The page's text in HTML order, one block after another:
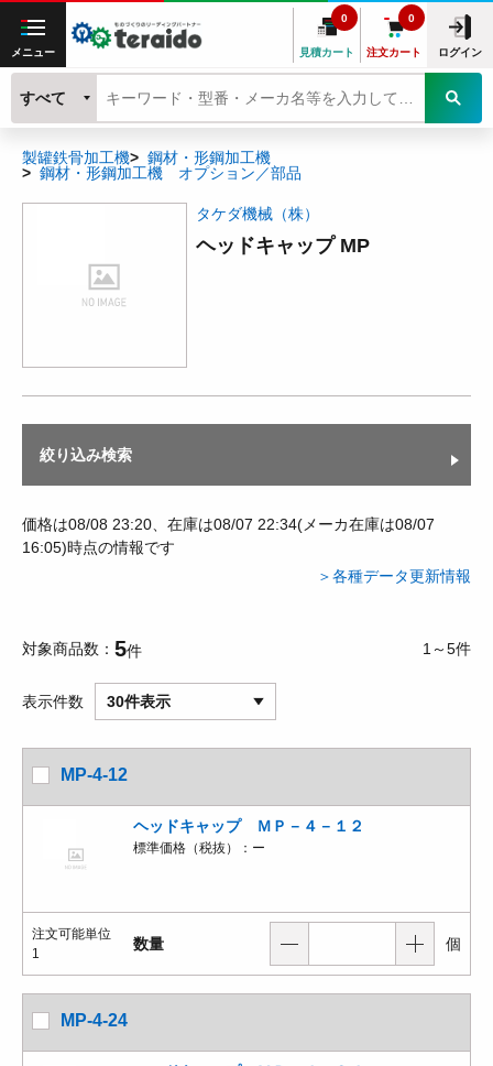
メニュー 見積カート
0
注文カート
0
ログイン
すべて
製罐鉄骨加工機
鋼材・形鋼加工機
鋼材・形鋼加工機 オプション／部品
タケダ機械（株）
ヘッドキャップ MP
絞り込み検索
価格は08/08 23:20、在庫は08/07 22:34(メーカ在庫は08/07
16:05)時点の情報です
＞各種データ更新情報
対象商品数 5件 1～5件
表示件数 30件表示
MP-4-12
ヘッドキャップ ＭＰ－４－１２
標準価格（税抜）： ー
注文可能単位
1
数量 個
MP-4-24